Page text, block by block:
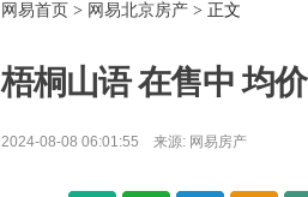
网易首页 > 网易北京房产 > 正文
梧桐山语 在售中 均
2024-08-08 06:01:55 来源: 网易房产